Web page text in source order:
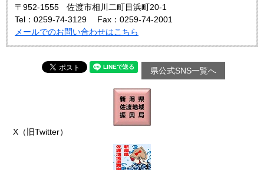
〒952-1555 佐渡市相川二町目浜町20-1
Tel：0259-74-3129
Fax：0259-74-2001
メールでのお問い合わせはこちら
県公式SNS一覧へ
X（旧Twitter）